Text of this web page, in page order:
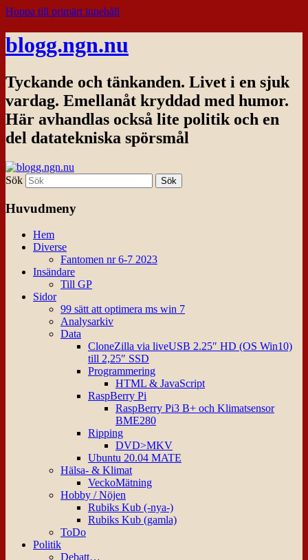
Hoppa till primärt innehåll
blogg.ngn.nu
Tyckande och tänkanden. Livet i en sjuk
vardag. Emellanåt kryddad med humor.
Här avhandlas också lite politik och en
del datatekniska spörsmål
Sök
Huvudmeny
Hem
Diverse
Fantomen nr 6-7 2023
Insändare
Till GP
Sidor
99 sätt att optimera ms win 7
Analysarkiv
Data
CloneZilla via liveUSB 2.25″ HD (OS Win10)
till 2,25″ SSD
Programmering
HTML & JavaScript
RaspBerry Pi
RaspBerry Pi3 B+ och Klimatsensor
BME280
Ripping
DVD>MKV
Ubuntu 20.04 MATE
Hälsa- & Klimat
VeckoMätning
Hobby / Nöjen
Rubiks Kub (-nya-)
Rubiks Kub (gamla)
ToDo
Politik
Debatt…